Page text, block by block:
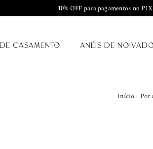
10% OFF para pagamentos no PIX
CASAMENTO ANÉIS DE
Início» Por